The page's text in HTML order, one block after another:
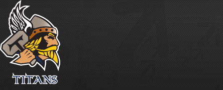
Dayton Murray signe avec le Battalion ! |
Titans de témiscaming